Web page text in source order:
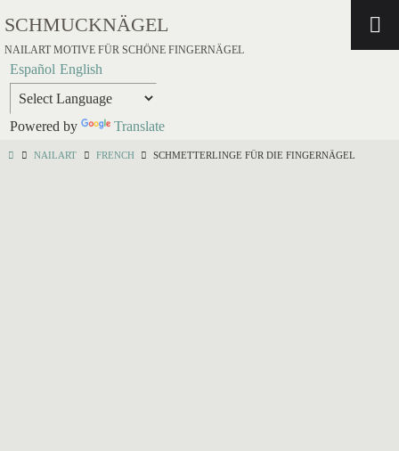
SCHMUCKNÄGEL
NAILART MOTIVE FÜR SCHÖNE FINGERNÄGEL
Español English
Powered by Translate
NAILART FRENCH SCHMETTERLINGE FÜR DIE FINGERNÄGEL